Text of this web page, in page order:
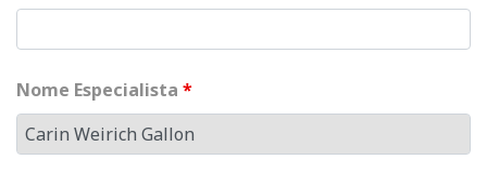
Nome Especialista *